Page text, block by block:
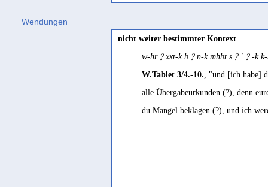
Wendungen
nicht weiter bestimmter Kontext
w-hr﹖xxt-k b﹖n-k mhbt s﹖ʿ﹖-k
W.Tablet 3/4.-10., "und [ich habe]
alle Übergabeurkunden (?), denn
du Mangel beklagen (?), und ich